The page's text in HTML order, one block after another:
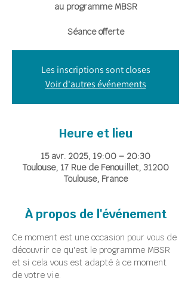
au programme MBSR
Séance offerte
Les inscriptions sont closes
Voir d'autres événements
Heure et lieu
15 avr. 2025, 19:00 – 20:30
Toulouse, 17 Rue de Fenouillet, 31200
Toulouse, France
À propos de l'événement
Ce moment est une occasion pour vous de
découvrir ce qu'est le programme MBSR
et si cela vous est adapté à ce moment
de votre vie.